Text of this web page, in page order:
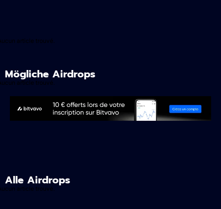
article trouvé.
Mögliche Airdrops
article trouvé.
Alle Airdrops
article trouvé.